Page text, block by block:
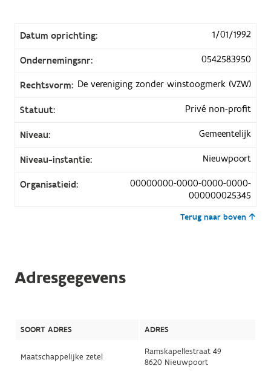
Datum oprichting: 1/01/1992
Ondernemingsnr: 0542583950
Rechtsvorm: De vereniging zonder winstoogmerk (VZW)
Statuut: Privé non-profit
Niveau: Gemeentelijk
Niveau-instantie: Nieuwpoort
Organisatieid:
00000000-0000-0000-0000-
000000025345
Terug naar boven
Adresgegevens
SOORT ADRES ADRES
Maatschappelijke zetel
Ramskapellestraat 49
8620 Nieuwpoort